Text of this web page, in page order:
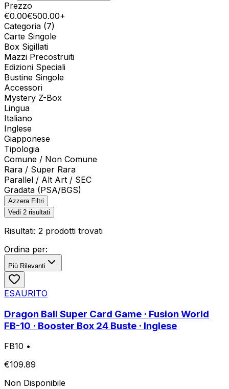
Prezzo
€0.00€500.00+
Categoria (7)
Carte Singole
Box Sigillati
Mazzi Precostruiti
Edizioni Speciali
Bustine Singole
Accessori
Mystery Z-Box
Lingua
Italiano
Inglese
Giapponese
Tipologia
Comune / Non Comune
Rara / Super Rara
Parallel / Alt Art / SEC
Gradata (PSA/BGS)
Azzera Filtri
Vedi 2 risultati
Risultati: 2 prodotti trovati
Ordina per:
Più Rilevanti
ESAURITO
Dragon Ball Super Card Game · Fusion World
FB-10 · Booster Box 24 Buste · Inglese
FB10 •
€109.89
Non Disponibile